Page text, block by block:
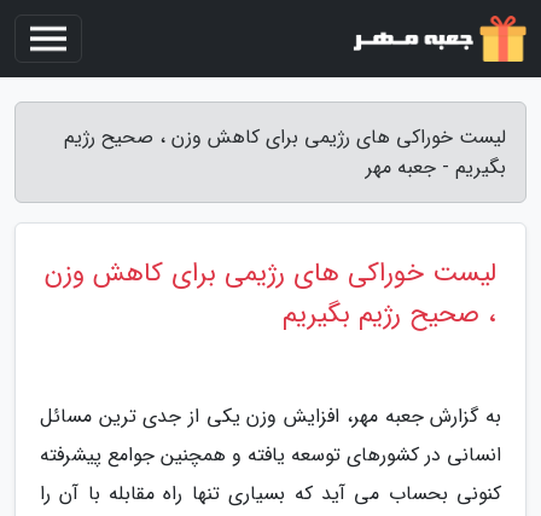
لیست خوراکی های رژیمی برای کاهش وزن ، صحیح رژیم
بگیریم - جعبه مهر
لیست خوراکی های رژیمی برای کاهش وزن
، صحیح رژیم بگیریم
به گزارش جعبه مهر، افزایش وزن یکی از جدی ترین مسائل
انسانی در کشورهای توسعه یافته و همچنین جوامع پیشرفته
کنونی بحساب می آید که بسیاری تنها راه مقابله با آن را